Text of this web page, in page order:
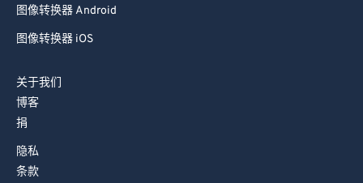
图像转换器 Android
图像转换器 iOS
关于我们
博客
捐
隐私
条款